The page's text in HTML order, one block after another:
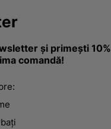
și primești 10%
comandă!